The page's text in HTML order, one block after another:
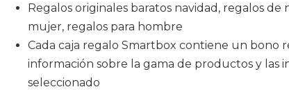
Regalos originales baratos navidad, regalos
mujer, regalos para hombre
Cada caja regalo Smartbox contiene un bono
información sobre la gama de productos y las
seleccionado